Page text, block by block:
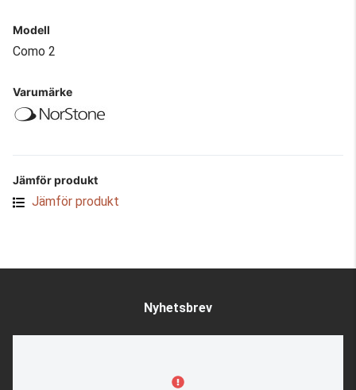
Modell
Como 2
Varumärke
Jämför produkt
Jämför produkt
Nyhetsbrev